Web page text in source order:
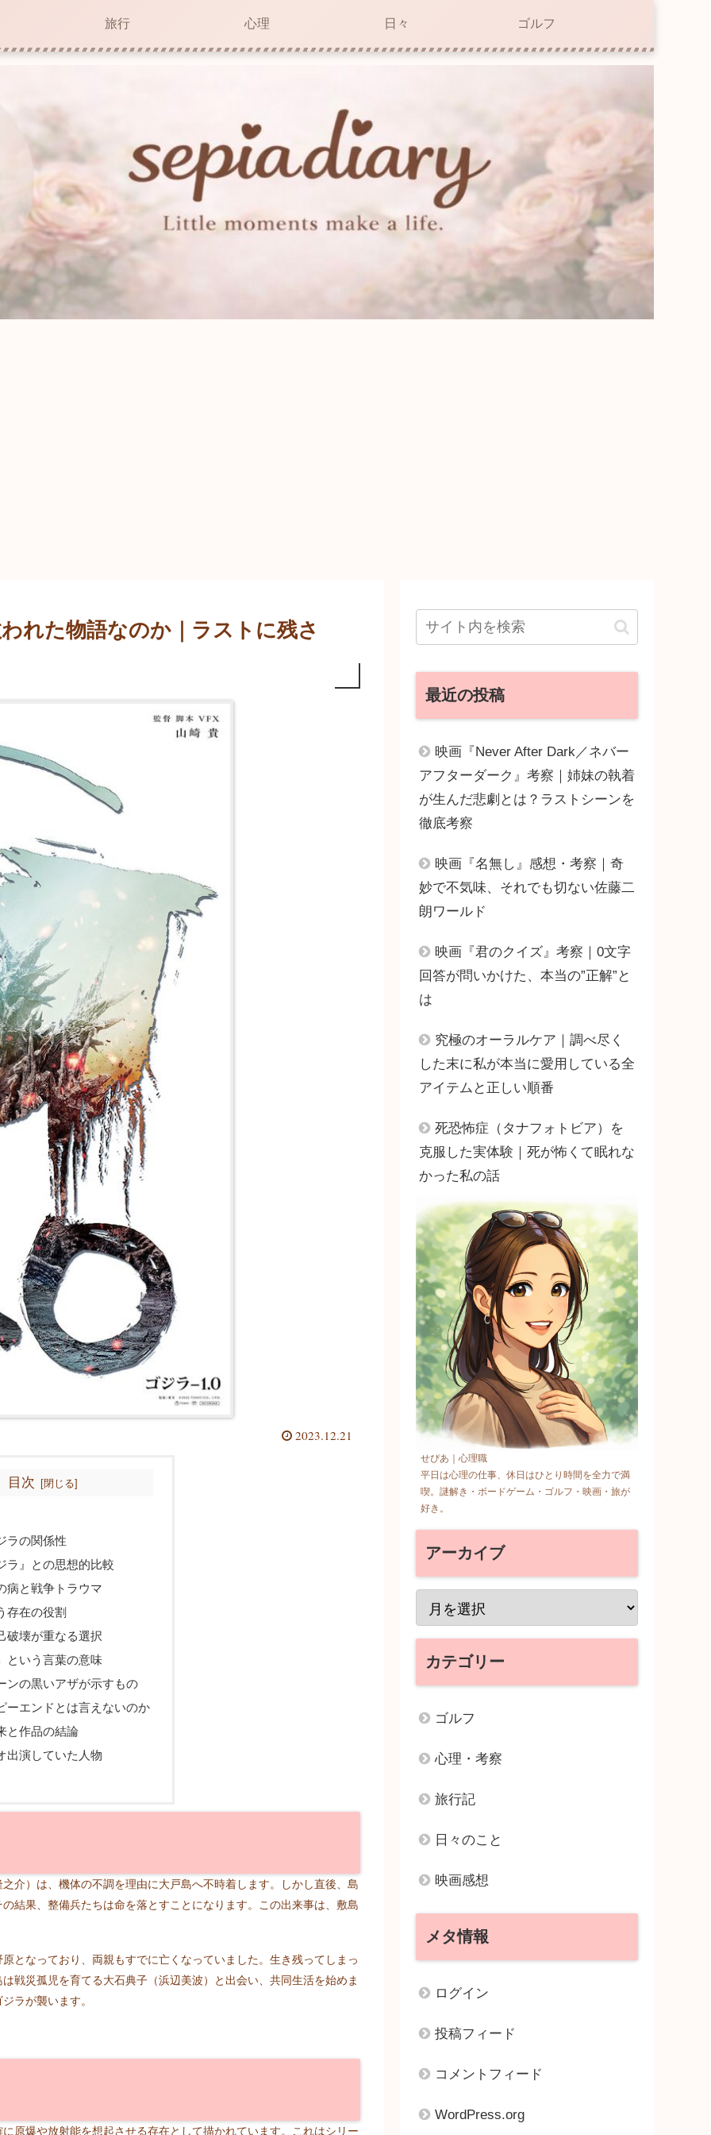
旅行 心理 日々 ゴルフ
れた物語なのか｜ラストに残さ
2023.12.21
目次
ラの関係性
ラ』との思想的比較
病と戦争トラウマ
存在の役割
破壊が重なる選択
という言葉の意味
ンの黒いアザが示すもの
ーエンドとは言えないのか
と作品の結論
出演していた人物
介）は、機体の不調を理由に大戸島へ不時着します。しかし直後、島
結果、整備兵たちは命を落とすことになります。この出来事は、敷島
となっており、両親もすでに亡くなっていました。生き残ってしまっ
戦災孤児を育てる大石典子（浜辺美波）と出会い、共同生活を始めま
ラが襲います。
原爆や放射能を想起させる存在として描かれています。これはシリー
最近の投稿
映画『Never After Dark／ネバー
アフターダーク』考察｜姉妹の執着
が生んだ悲劇とは？ラストシーンを
徹底考察
映画『名無し』感想・考察｜奇
妙で不気味、それでも切ない佐藤二
朗ワールド
映画『君のクイズ』考察｜0文字
回答が問いかけた、本当の”正解”と
は
究極のオーラルケア｜調べ尽く
した末に私が本当に愛用している全
アイテムと正しい順番
死恐怖症（タナフォトビア）を
克服した実体験｜死が怖くて眠れな
かった私の話
せぴあ｜心理職
平日は心理の仕事、休日はひとり時間を全力で満
喫。謎解き・ボードゲーム・ゴルフ・映画・旅が
好き。
アーカイブ
カテゴリー
ゴルフ
心理・考察
旅行記
日々のこと
映画感想
メタ情報
ログイン
投稿フィード
コメントフィード
WordPress.org